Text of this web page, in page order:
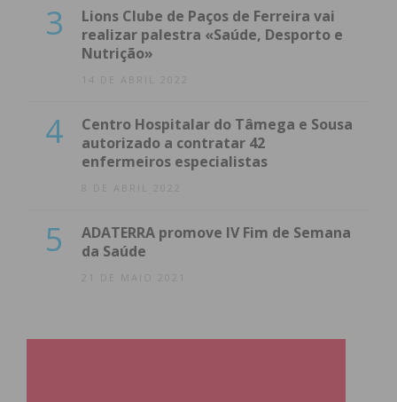
3
Lions Clube de Paços de Ferreira vai
realizar palestra «Saúde, Desporto e
Nutrição»
14 DE ABRIL 2022
4
Centro Hospitalar do Tâmega e Sousa
autorizado a contratar 42
enfermeiros especialistas
8 DE ABRIL 2022
5
ADATERRA promove IV Fim de Semana
da Saúde
21 DE MAIO 2021